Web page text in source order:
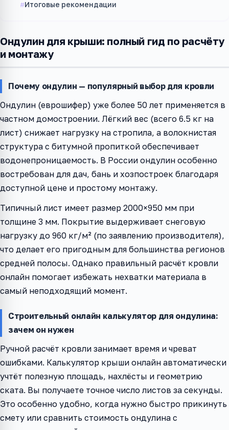
Итоговые рекомендации
Ондулин для крыши: полный гид по расчёту
и монтажу
Почему ондулин — популярный выбор для кровли
Ондулин (еврошифер) уже более 50 лет применяется в
частном домостроении. Лёгкий вес (всего 6.5 кг на
лист) снижает нагрузку на стропила, а волокнистая
структура с битумной пропиткой обеспечивает
водонепроницаемость. В России ондулин особенно
востребован для дач, бань и хозпостроек благодаря
доступной цене и простому монтажу.
Типичный лист имеет размер 2000×950 мм при
толщине 3 мм. Покрытие выдерживает снеговую
нагрузку до 960 кг/м² (по заявлению производителя),
что делает его пригодным для большинства регионов
средней полосы. Однако правильный расчёт кровли
онлайн помогает избежать нехватки материала в
самый неподходящий момент.
Строительный онлайн калькулятор для ондулина:
зачем он нужен
Ручной расчёт кровли занимает время и чреват
ошибками. Калькулятор крыши онлайн автоматически
учтёт полезную площадь, нахлёсты и геометрию
ската. Вы получаете точное число листов за секунды.
Это особенно удобно, когда нужно быстро прикинуть
смету или сравнить стоимость ондулина с